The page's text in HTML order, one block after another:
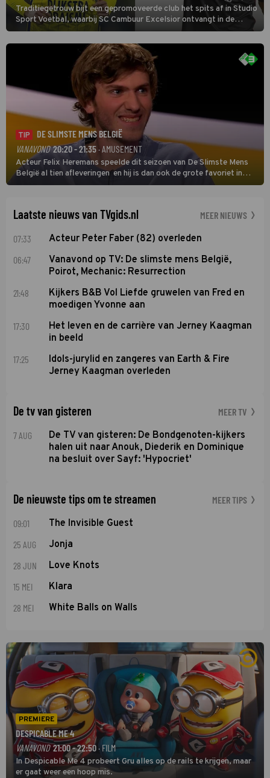
Traditiegetrouw bijt een gepromoveerde club het spits af in Studio
Sport Voetbal, waarbij SC Cambuur Excelsior ontvangt in de
eerste wedstrijd van het nieuwe Eredivisieseizoen. De nieuwe
oefenmeester is Johan Plat en hij wil aanvallend voetballen.
TIP
DE SLIMSTE MENS BELGIË
VANAVOND 20:20 - 21:35· AMUSEMENT
Acteur Felix Heremans speelde dit seizoen van De Slimste Mens
België al tien afleveringen en hij is dan ook de grote favoriet in
deze seizoensfinale. En er is Nederlandse inbreng, want komiek
Laatste nieuws van TVgids.nl MEER NIEUWS
07:33 Acteur Peter Faber (82) overleden
06:47
Vanavond op TV: De slimste mens België,
Poirot, Mechanic: Resurrection
21:48
Kijkers B&B Vol Liefde gruwelen van Fred en
moedigen Yvonne aan
17:30
Het leven en de carrière van Jerney Kaagman
in beeld
17:25
Idols-jurylid en zangeres van Earth & Fire
Jerney Kaagman overleden
De tv van gisteren MEER TV
7 AUG
De TV van gisteren: De Bondgenoten-kijkers
halen uit naar Anouk, Diederik en Dominique
na besluit over Sayf: 'Hypocriet'
De nieuwste tips om te streamen MEER TIPS
09:01 The Invisible Guest
25 AUG Jonja
28 JUN Love Knots
15 MEI Klara
28 MEI White Balls on Walls
PREMIERE
DESPICABLE ME 4
VANAVOND 21:00 - 22:50 · FILM
In Despicable Me 4 probeert Gru alles op de rails te krijgen, maar
er gaat weer een hoop mis.